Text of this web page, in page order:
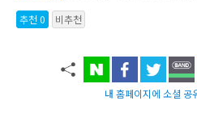
추천 0
비추천
내 홈페이지에 소셜 공